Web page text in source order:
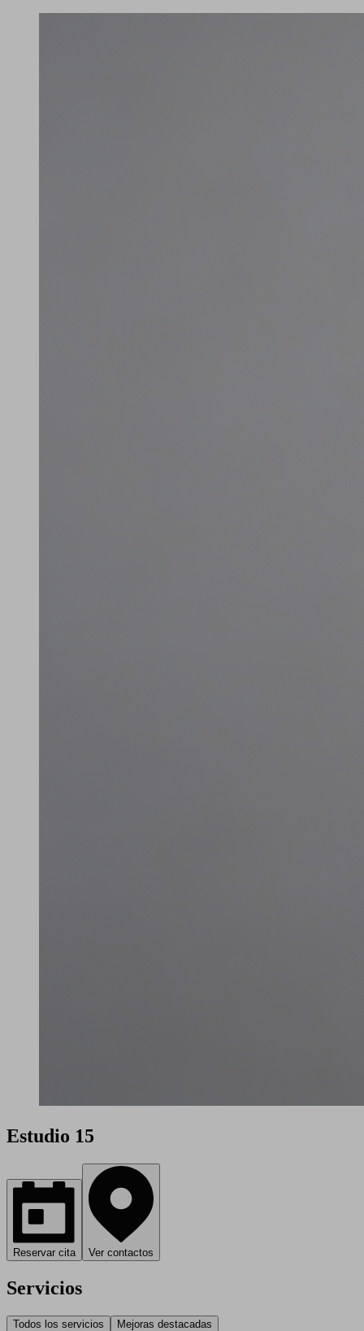
Estudio 15
Reservar cita Ver contactos
Servicios
Todos los servicios Mejoras destacadas